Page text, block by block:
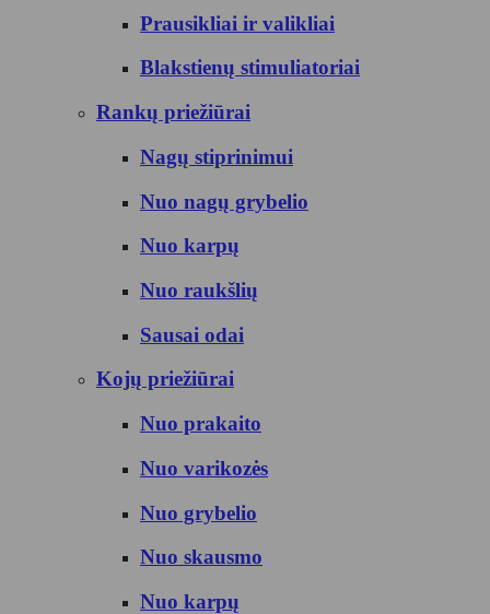
Prausikliai ir valikliai
Blakstienų stimuliatoriai
Rankų priežiūrai
Nagų stiprinimui
Nuo nagų grybelio
Nuo karpų
Nuo raukšlių
Sausai odai
Kojų priežiūrai
Nuo prakaito
Nuo varikozės
Nuo grybelio
Nuo skausmo
Nuo karpų